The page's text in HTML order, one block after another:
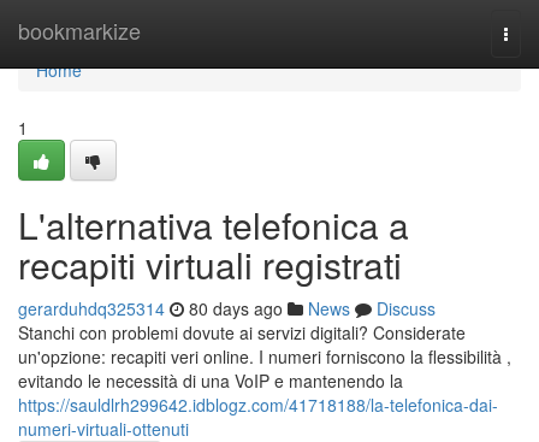
bookmarkize
Home
Home
1
L'alternativa telefonica a
recapiti virtuali registrati
gerarduhdq325314 80 days ago News
Discuss
Stanchi con problemi dovute ai servizi digitali? Considerate
un'opzione: recapiti veri online. I numeri forniscono la flessibilità ,
evitando le necessità di una VoIP e mantenendo la
https://sauldlrh299642.idblogz.com/41718188/la-telefonica-dai-
numeri-virtuali-ottenuti